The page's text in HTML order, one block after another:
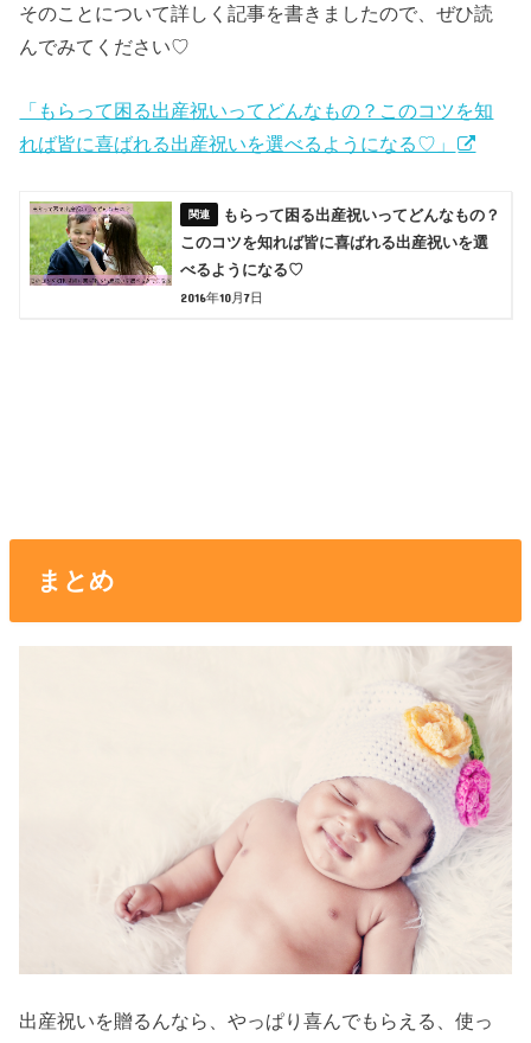
そのことについて詳しく記事を書きましたので、ぜひ読
んでみてください♡
「もらって困る出産祝いってどんなもの？このコツを知
れば皆に喜ばれる出産祝いを選べるようになる♡」
もらって困る出産祝いってどんなもの？
このコツを知れば皆に喜ばれる出産祝いを選
べるようになる♡
2016年10月7日
まとめ
出産祝いを贈るんなら、やっぱり喜んでもらえる、使っ